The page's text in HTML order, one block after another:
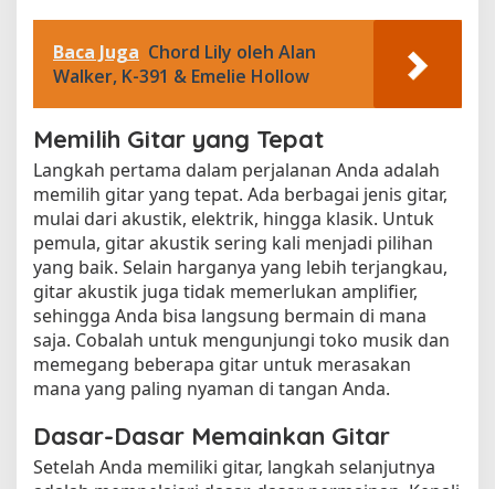
Baca Juga Chord Lily oleh Alan
Walker, K-391 & Emelie Hollow
Memilih Gitar yang Tepat
Langkah pertama dalam perjalanan Anda adalah
memilih gitar yang tepat. Ada berbagai jenis gitar,
mulai dari akustik, elektrik, hingga klasik. Untuk
pemula, gitar akustik sering kali menjadi pilihan
yang baik. Selain harganya yang lebih terjangkau,
gitar akustik juga tidak memerlukan amplifier,
sehingga Anda bisa langsung bermain di mana
saja. Cobalah untuk mengunjungi toko musik dan
memegang beberapa gitar untuk merasakan
mana yang paling nyaman di tangan Anda.
Dasar-Dasar Memainkan Gitar
Setelah Anda memiliki gitar, langkah selanjutnya